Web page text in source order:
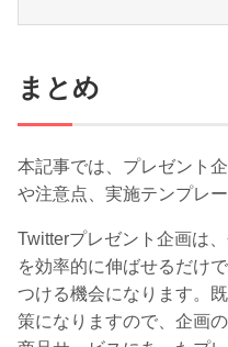
まとめ
本記事では、プレゼント
や注意点、実施テンプレ
Twitterプレゼント企画は
を効率的に伸ばせるだけ
つける機会になります。
策になりますので、企画